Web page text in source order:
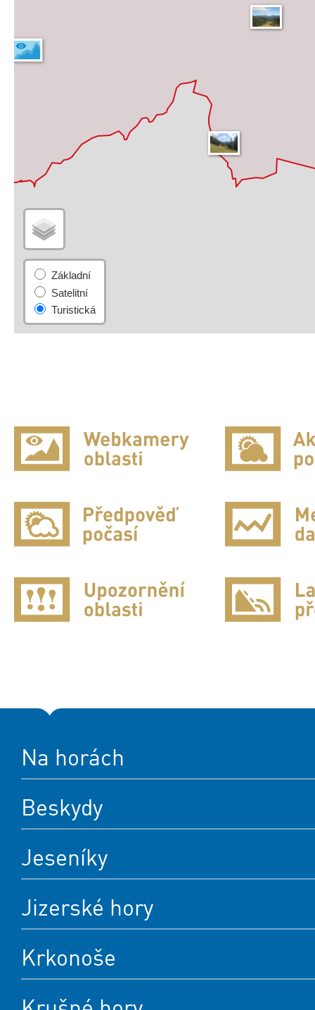
Základní
Satelitní
Na horách
Beskydy
Jeseníky
Jizerské hory
Krkonoše